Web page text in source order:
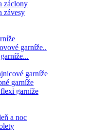
záclony
závesy
garníže..
garníže
garníže
garníže
a noc